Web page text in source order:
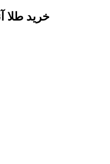
خرید طلا